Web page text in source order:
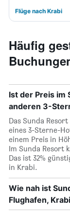
Flüge nach Krabi
Häufig
Ist der Preis im
anderen 3-
Das Sunda
eines 3-Sterne-
einem Preis in
Im Sunda Resort
Das ist 32%
in Krabi.
Wie nah ist
Flughafen,